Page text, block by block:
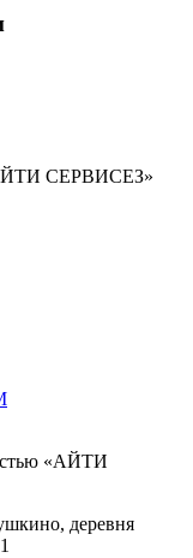
СЕРВИСЕЗ»
«АЙТИ
деревня